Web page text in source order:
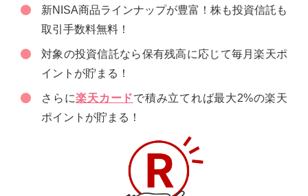
新NISA商品ラインナップが豊富！株も投資信託も
取引手数料無料！
対象の投資信託なら保有残高に応じて毎月楽天ポ
イントが貯まる！
さらに楽天カードで積み立てれば最大2%の楽天
ポイントが貯まる！